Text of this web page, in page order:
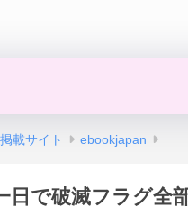
掲載サイト ebookjapan
日で破滅フラグ全